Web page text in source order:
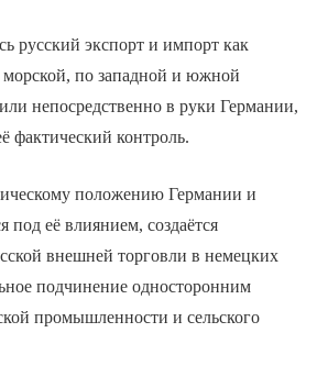
русский экспорт и импорт как
по западной и южной
непосредственно в руки Германии,
фактический контроль.
положению Германии и
под её влиянием, создаётся
внешней торговли в немецких
подчинение односторонним
промышленности и сельского